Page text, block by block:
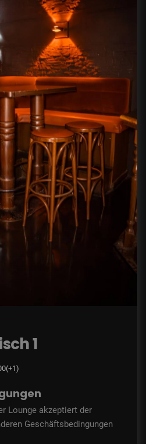
1
Lounge akzeptiert der
Geschäftsbedingungen